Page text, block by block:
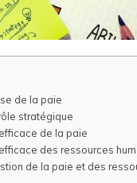
de la paie
stratégique
de la paie
des ressources
de la paie et des